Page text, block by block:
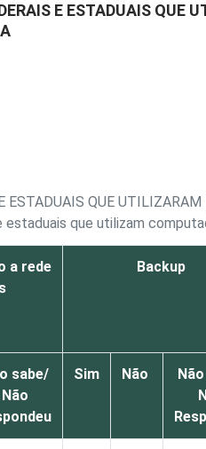
E ESTADUAIS
ESTADUAIS QUE
que utilizam
a rede
Backup
sabe/
Não
Sim Não